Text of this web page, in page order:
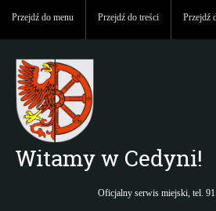
Przejdź do menu Przejdź do treści Przejdź
Witamy w Cedyni!
Oficjalny serwis miejski, tel.